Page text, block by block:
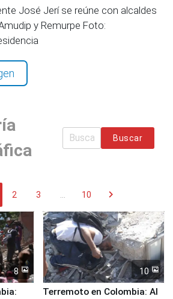
José Jerí se reúne con alcaldes
y Remurpe Foto:
Buscar
2 3 10 chevron_right
8 10
Terremoto en Colombia: Al